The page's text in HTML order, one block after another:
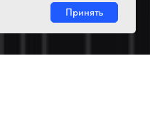
Принять